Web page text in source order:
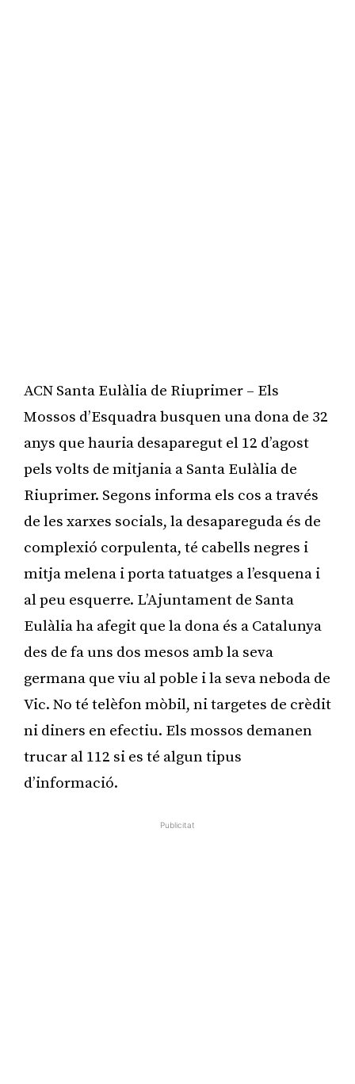
ACN Santa Eulàlia de Riuprimer – Els
Mossos d’Esquadra busquen una dona de 32
anys que hauria desaparegut el 12 d’agost
pels volts de mitjania a Santa Eulàlia de
Riuprimer. Segons informa els cos a través
de les xarxes socials, la desapareguda és de
complexió corpulenta, té cabells negres i
mitja melena i porta tatuatges a l’esquena i
al peu esquerre. L’Ajuntament de Santa
Eulàlia ha afegit que la dona és a Catalunya
des de fa uns dos mesos amb la seva
germana que viu al poble i la seva neboda de
Vic. No té telèfon mòbil, ni targetes de crèdit
ni diners en efectiu. Els mossos demanen
trucar al 112 si es té algun tipus
d’informació.
Publicitat